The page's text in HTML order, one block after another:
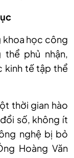
khoa học công
phủ nhận,
kinh tế tập thể
thời gian hào
số, không ít
nghệ bị bỏ
Hoàng Văn